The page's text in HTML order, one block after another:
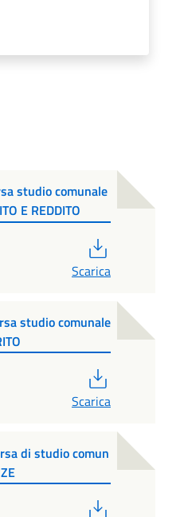
studio comunale
E REDDITO
Scarica
studio comunale
Scarica
di studio comun